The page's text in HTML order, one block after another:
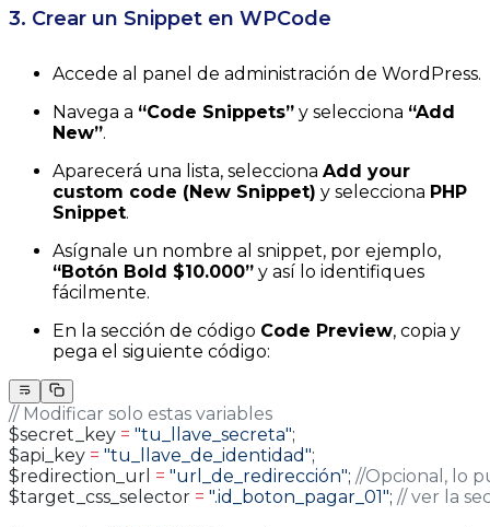
3. Crear un Snippet en WPCode
Accede al panel de administración de WordPress.
Navega a “Code Snippets” y selecciona “Add
New”.
Aparecerá una lista, selecciona Add your
custom code (New Snippet) y selecciona PHP
Snippet.
Asígnale un nombre al snippet, por ejemplo,
“Botón Bold $10.000” y así lo identifiques
fácilmente.
En la sección de código Code Preview, copia y
pega el siguiente código:
// Modificar solo estas variables
$secret_key = "tu_llave_secreta";
$api_key = "tu_llave_de_identidad";
$redirection_url = "url_de_redirección"; //Opcional, lo
$target_css_selector = ".id_boton_pagar_01"; // ver la